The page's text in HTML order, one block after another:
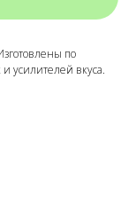
по
усилителей вкуса.